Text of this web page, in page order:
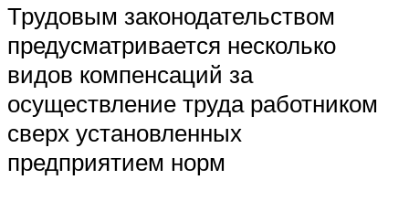
Трудовым законодательством
предусматривается несколько
видов компенсаций за
осуществление труда работником
сверх установленных
предприятием норм